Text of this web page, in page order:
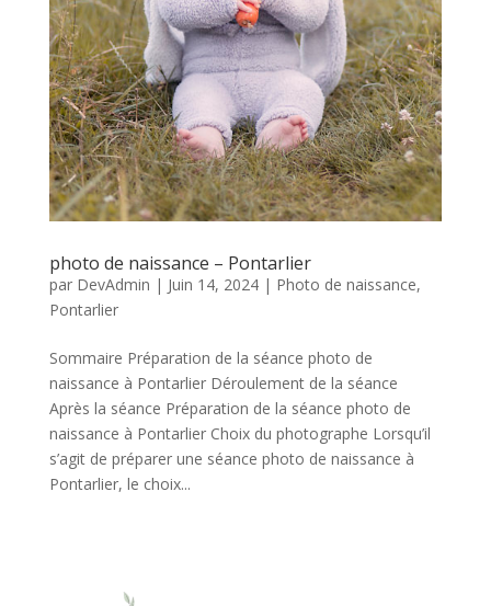
photo de naissance – Pontarlier
par DevAdmin | Juin 14, 2024| Photo de naissance,
Pontarlier
Sommaire Préparation de la séance photo de
naissance à Pontarlier Déroulement de la séance
Après la séance Préparation de la séance photo de
naissance à Pontarlier Choix du photographe Lorsqu’il
s’agit de préparer une séance photo de naissance à
Pontarlier, le choix...